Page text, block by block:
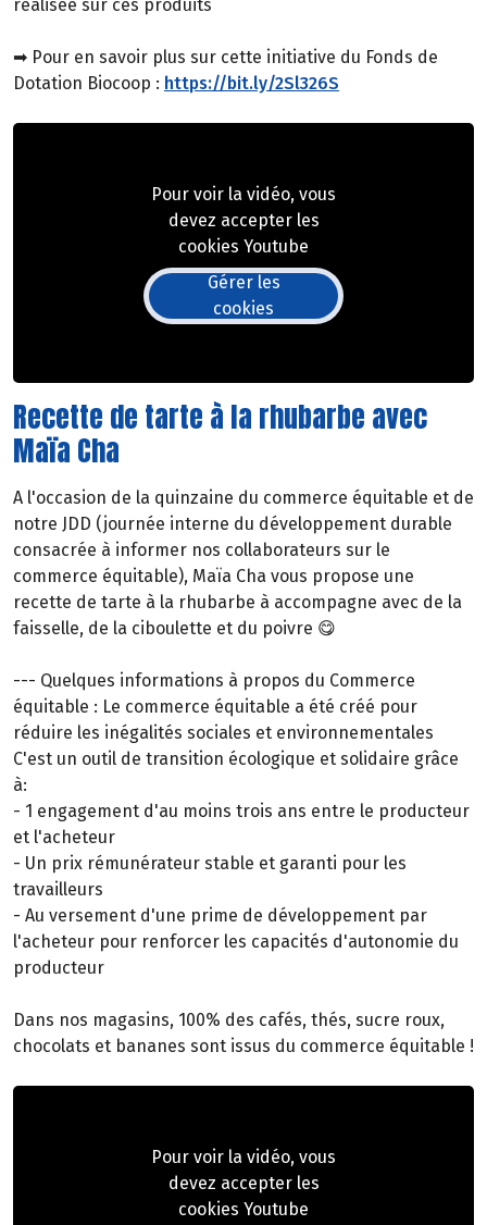
réalisée sur ces produits
➡ Pour en savoir plus sur cette initiative du Fonds de
Dotation Biocoop : https://bit.ly/2Sl326S
Pour voir la vidéo, vous
devez accepter les
cookies Youtube
Gérer les
cookies
Recette de tarte à la rhubarbe avec
Maïa Cha
A l'occasion de la quinzaine du commerce équitable et de
notre JDD (journée interne du développement durable
consacrée à informer nos collaborateurs sur le
commerce équitable), Maïa Cha vous propose une
recette de tarte à la rhubarbe à accompagne avec de la
faisselle, de la ciboulette et du poivre 😋
--- Quelques informations à propos du Commerce
équitable : Le commerce équitable a été créé pour
réduire les inégalités sociales et environnementales
C'est un outil de transition écologique et solidaire grâce
à:
- 1 engagement d'au moins trois ans entre le producteur
et l'acheteur
- Un prix rémunérateur stable et garanti pour les
travailleurs
- Au versement d'une prime de développement par
l'acheteur pour renforcer les capacités d'autonomie du
producteur
Dans nos magasins, 100% des cafés, thés, sucre roux,
chocolats et bananes sont issus du commerce équitable !
Pour voir la vidéo, vous
devez accepter les
cookies Youtube